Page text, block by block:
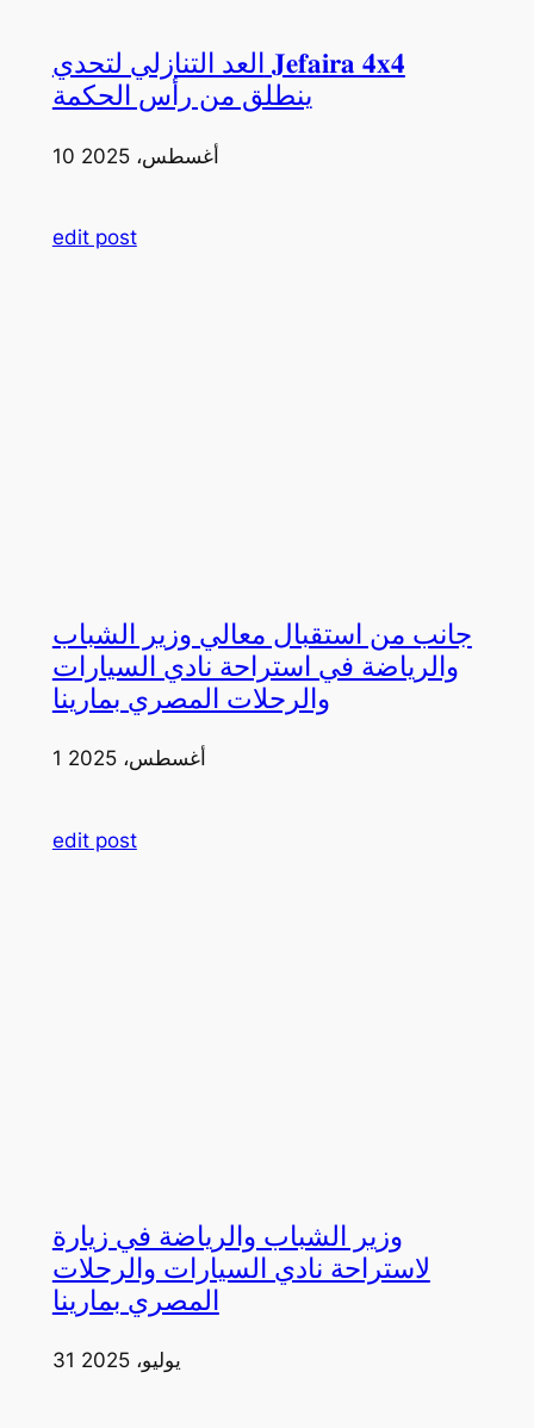
العد التنازلي لتحدي 𝐉𝐞𝐟𝐚𝐢𝐫𝐚 𝟒𝐱𝟒
ينطلق من رأس الحكمة
10 أغسطس، 2025
edit post
جانب من استقبال معالي وزير الشباب
والرياضة في استراحة نادي السيارات
والرحلات المصري بمارينا
1 أغسطس، 2025
edit post
وزير الشباب والرياضة في زيارة
لاستراحة نادي السيارات والرحلات
المصري بمارينا
31 يوليو، 2025